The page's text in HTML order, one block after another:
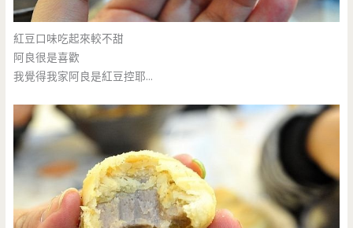
紅豆口味吃起來較不甜
阿良很是喜歡
我覺得我家阿良是紅豆控耶…